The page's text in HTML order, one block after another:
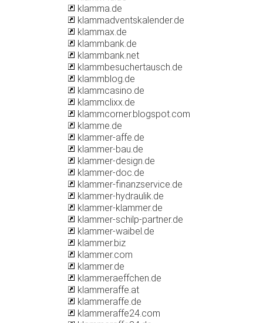
klamma.de
klammadventskalender.de
klammax.de
klammbank.de
klammbank.net
klammbesuchertausch.de
klammblog.de
klammcasino.de
klammclixx.de
klammcorner.blogspot.com
klamme.de
klammer-affe.de
klammer-bau.de
klammer-design.de
klammer-doc.de
klammer-finanzservice.de
klammer-hydraulik.de
klammer-klammer.de
klammer-schilp-partner.de
klammer-waibel.de
klammer.biz
klammer.com
klammer.de
klammeraeffchen.de
klammeraffe.at
klammeraffe.de
klammeraffe24.com